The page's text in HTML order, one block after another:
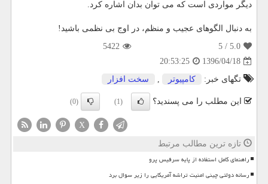
دیگر مواردی است كه می توان بدان اشاره كرد.
به دنبال الگوهای عجیب و منظم، در اوج بی نظمی باشید!
5.0
/ 5
5422
1396/04/18
20:53:25
تگهای خبر:
كامپیوتر , سخت افزار
این مطلب را می پسندید؟ (1)
(0)
X
تازه ترین مطالب مرتبط
راهنمای کامل استفاده از پایه سرفیس پرو
رسانه دولتی چینی امنیت تراشه آمریکایی را زیر سوال برد